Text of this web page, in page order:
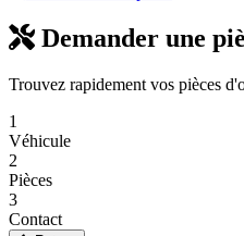
Demander une
Trouvez rapidement vos pièces
1
Véhicule
2
Pièces
3
Contact